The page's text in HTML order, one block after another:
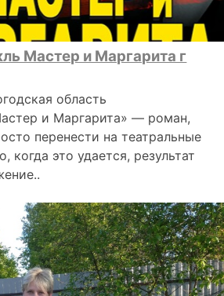
Мастер и Маргарита г
область
и Маргарита» — роман,
перенести на театральные
когда это удается, результат